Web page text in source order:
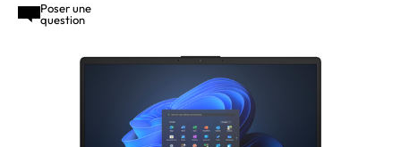
Poser une
question